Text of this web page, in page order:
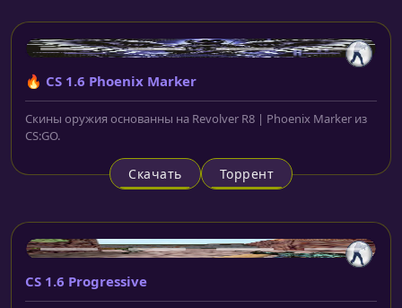
🔥 CS 1.6 Phoenix Marker
Скины оружия основанны на Revolver R8 | Phoenix Marker из
CS:GO.
Скачать Торрент
CS 1.6 Progressive